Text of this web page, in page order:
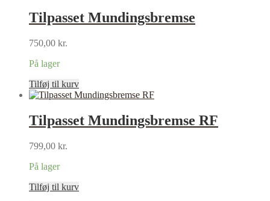
Tilpasset Mundingsbremse
750,00 kr.
På lager
Tilføj til kurv
Tilpasset Mundingsbremse RF
799,00 kr.
På lager
Tilføj til kurv